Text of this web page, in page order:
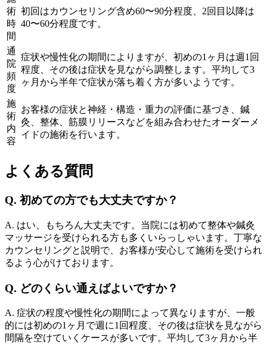
術
時
間
初回はカウンセリング含め60〜90分程度、2回目以降は
40〜60分程度です。
通
院
頻
度
症状や慢性化の期間によりますが、初めの1ヶ月は週1回
程度、その後は症状を見ながら調整します。平均して3
ヶ月から半年で症状が落ち着く方が多いようです。
施
術
内
容
お客様の症状と神経・構造・重力の評価に基づき、鍼
灸、整体、筋膜リリースなどを組み合わせたオーダーメ
イドの施術を行います。
よくある質問
Q. 初めての方でも大丈夫ですか？
A. はい、もちろん大丈夫です。当院には初めて整体や鍼灸
マッサージを受けられる方も多くいらっしゃいます。丁寧な
カウンセリングと説明で、お客様が安心して施術を受けられ
るよう心がけております。
Q. どのくらい通えばよいですか？
A. 症状の程度や慢性化の期間によって異なりますが、一般
的には初めの1ヶ月で週に1回程度、その後は症状を見ながら
間隔を空けていくケースが多いです。平均して3ヶ月から半